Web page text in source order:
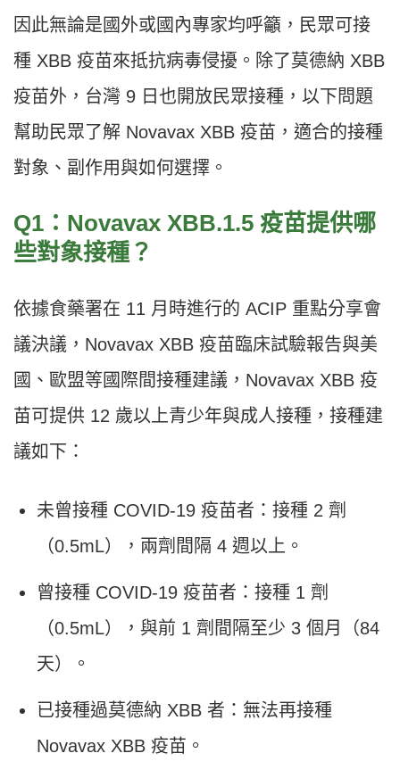
因此無論是國外或國內專家均呼籲，民眾可接
種 XBB 疫苗來抵抗病毒侵擾。除了莫德納 XBB
疫苗外，台灣 9 日也開放民眾接種，以下問題
幫助民眾了解 Novavax XBB 疫苗，適合的接種
對象、副作用與如何選擇。
Q1：Novavax XBB.1.5 疫苗提供哪
些對象接種？
依據食藥署在 11 月時進行的 ACIP 重點分享會
議決議，Novavax XBB 疫苗臨床試驗報告與美
國、歐盟等國際間接種建議，Novavax XBB 疫
苗可提供 12 歲以上青少年與成人接種，接種建
議如下：
未曾接種 COVID-19 疫苗者：接種 2 劑
（0.5mL），兩劑間隔 4 週以上。
曾接種 COVID-19 疫苗者：接種 1 劑
（0.5mL），與前 1 劑間隔至少 3 個月（84
天）。
已接種過莫德納 XBB 者：無法再接種
Novavax XBB 疫苗。